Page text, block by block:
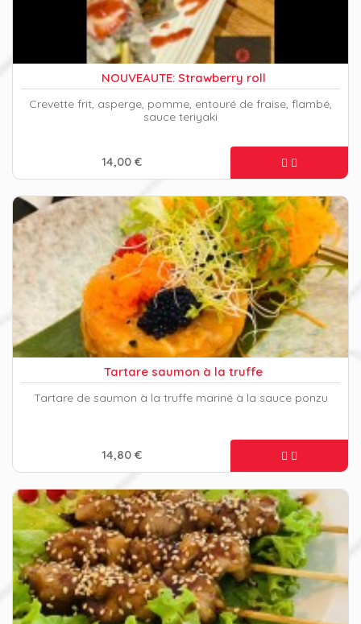
NOUVEAUTE: Strawberry roll
Crevette frit, asperge, pomme, entouré de fraise, flambé,
sauce teriyaki
14,00 €
Tartare saumon à la truffe
Tartare de saumon à la truffe mariné à la sauce ponzu
14,80 €